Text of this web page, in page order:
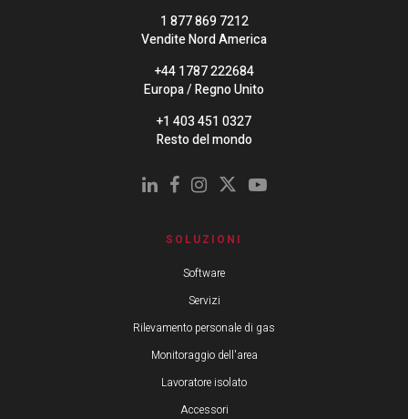
1 877 869 7212
Vendite Nord America
+44 1787 222684
Europa / Regno Unito
+1 403 451 0327
Resto del mondo
SOLUZIONI
Software
Servizi
Rilevamento personale di gas
Monitoraggio dell'area
Lavoratore isolato
Accessori